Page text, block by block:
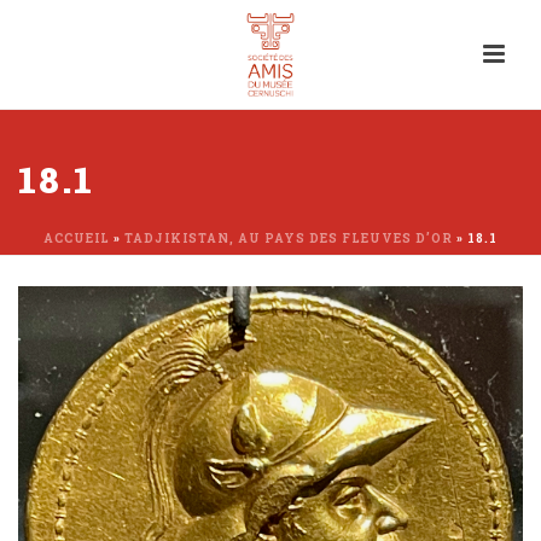
18.1
ACCUEIL » TADJIKISTAN, AU PAYS DES FLEUVES D’OR » 18.1